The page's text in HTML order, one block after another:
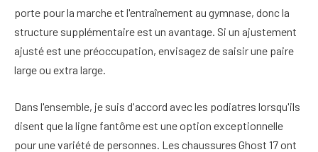
porte pour la marche et l'entraînement au gymnase, donc la
structure supplémentaire est un avantage. Si un ajustement
ajusté est une préoccupation, envisagez de saisir une paire
large ou extra large.
Dans l'ensemble, je suis d'accord avec les podiatres lorsqu'ils
disent que la ligne fantôme est une option exceptionnelle
pour une variété de personnes. Les chaussures Ghost 17 ont